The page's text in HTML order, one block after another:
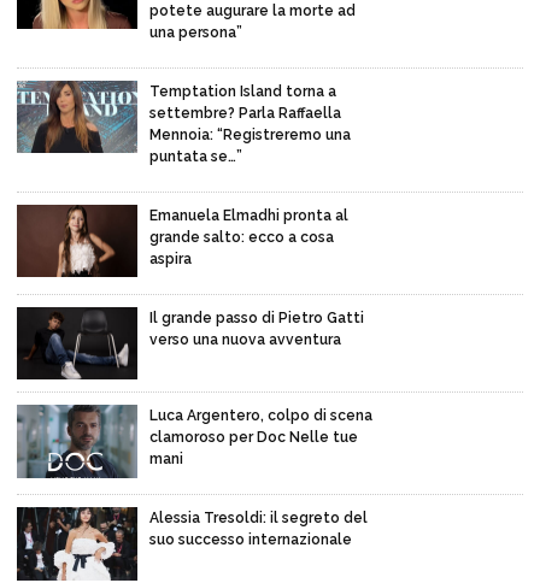
potete augurare la morte ad
una persona”
Temptation Island torna a
settembre? Parla Raffaella
Mennoia: “Registreremo una
puntata se…”
Emanuela Elmadhi pronta al
grande salto: ecco a cosa
aspira
Il grande passo di Pietro Gatti
verso una nuova avventura
Luca Argentero, colpo di scena
clamoroso per Doc Nelle tue
mani
Alessia Tresoldi: il segreto del
suo successo internazionale